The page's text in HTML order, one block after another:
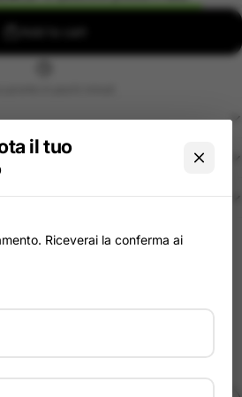
il tuo
Riceverai la conferma ai
Sicuri
Moda dal 1960